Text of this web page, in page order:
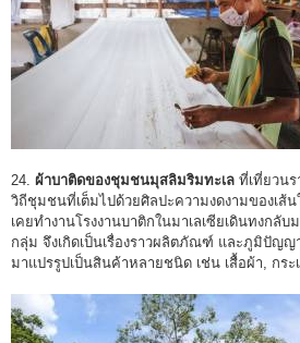
24. ผ้าบาติดของชุมชนมุสลิมริมทะเล ที่เที่ยวน
วิถีชุมชนที่เต็มไปด้วยศิลปะความงดงามของเส้
เคยทำงานโรงงานบาติกในมาเลเซียเดินทงกลั
กลุ่ม จึงเกิดเป็นเรื่องราวผลิตภัณฑ์ และภูมิปัญ
มาแปรรูปเป็นสินค้าหลายชนิด เช่น เสื้อผ้า, กระ